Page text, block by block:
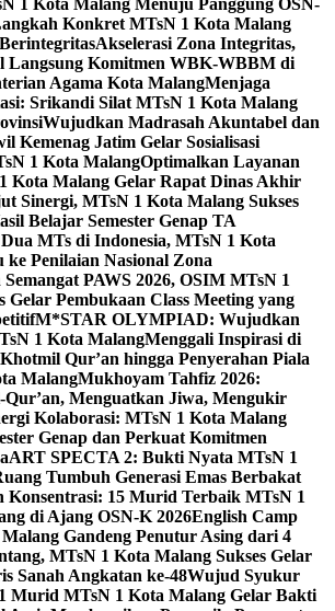
1 Kota Malang Menuju Panggung OSN-
Konkret MTsN 1 Kota Malang
Akselerasi Zona Integritas,
Langsung Komitmen WBK-WBBM di
Agama Kota MalangMenjaga
Srikandi Silat MTsN 1 Kota Malang
Wujudkan Madrasah Akuntabel dan
Kemenag Jatim Gelar Sosialisasi
1 Kota MalangOptimalkan Layanan
Kota Malang Gelar Rapat Dinas Akhir
Sinergi, MTsN 1 Kota Malang Sukses
Belajar Semester Genap TA
MTs di Indonesia, MTsN 1 Kota
Penilaian Nasional Zona
PAWS 2026, OSIM MTsN 1
Gelar Pembukaan Class Meeting yang
M*STAR OLYMPIAD: Wujudkan
1 Kota MalangMenggali Inspirasi di
Qur’an hingga Penyerahan Piala
MalangMukhoyam Tahfiz 2026:
Qur’an, Menguatkan Jiwa, Mengukir
Kolaborasi: MTsN 1 Kota Malang
Genap dan Perkuat Komitmen
ART SPECTA 2: Bukti Nyata MTsN 1
Tumbuh Generasi Emas Berbakat
Konsentrasi: 15 Murid Terbaik MTsN 1
di Ajang OSN-K 2026English Camp
Gandeng Penutur Asing dari 4
MTsN 1 Kota Malang Sukses Gelar
Sanah Angkatan ke-48Wujud Syukur
Murid MTsN 1 Kota Malang Gelar Bakti